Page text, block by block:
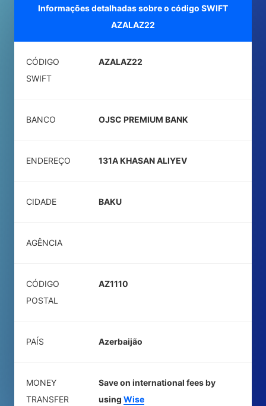
Informações detalhadas sobre o código SWIFT
AZALAZ22
CÓDIGO
SWIFT
AZALAZ22
BANCO OJSC PREMIUM BANK
ENDEREÇO 131A KHASAN ALIYEV
CIDADE BAKU
AGÊNCIA
CÓDIGO
POSTAL
AZ1110
PAÍS Azerbaijão
MONEY
TRANSFER
Save on international fees by
using Wise